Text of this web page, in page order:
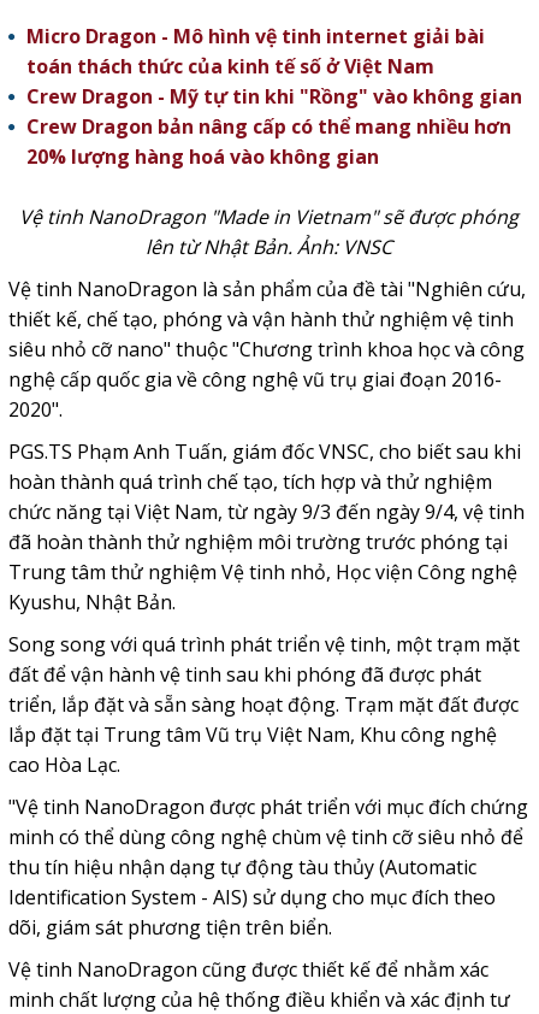
Micro Dragon - Mô hình vệ tinh internet giải bài
toán thách thức của kinh tế số ở Việt Nam
Crew Dragon - Mỹ tự tin khi "Rồng" vào không gian
Crew Dragon bản nâng cấp có thể mang nhiều hơn
20% lượng hàng hoá vào không gian
Vệ tinh NanoDragon "Made in Vietnam" sẽ được phóng
lên từ Nhật Bản. Ảnh: VNSC
Vệ tinh NanoDragon là sản phẩm của đề tài "Nghiên cứu,
thiết kế, chế tạo, phóng và vận hành thử nghiệm vệ tinh
siêu nhỏ cỡ nano" thuộc "Chương trình khoa học và công
nghệ cấp quốc gia về công nghệ vũ trụ giai đoạn 2016-
2020".
PGS.TS Phạm Anh Tuấn, giám đốc VNSC, cho biết sau khi
hoàn thành quá trình chế tạo, tích hợp và thử nghiệm
chức năng tại Việt Nam, từ ngày 9/3 đến ngày 9/4, vệ tinh
đã hoàn thành thử nghiệm môi trường trước phóng tại
Trung tâm thử nghiệm Vệ tinh nhỏ, Học viện Công nghệ
Kyushu, Nhật Bản.
Song song với quá trình phát triển vệ tinh, một trạm mặt
đất để vận hành vệ tinh sau khi phóng đã được phát
triển, lắp đặt và sẵn sàng hoạt động. Trạm mặt đất được
lắp đặt tại Trung tâm Vũ trụ Việt Nam, Khu công nghệ
cao Hòa Lạc.
"Vệ tinh NanoDragon được phát triển với mục đích chứng
minh có thể dùng công nghệ chùm vệ tinh cỡ siêu nhỏ để
thu tín hiệu nhận dạng tự động tàu thủy (Automatic
Identification System - AIS) sử dụng cho mục đích theo
dõi, giám sát phương tiện trên biển.
Vệ tinh NanoDragon cũng được thiết kế để nhằm xác
minh chất lượng của hệ thống điều khiển và xác định tư